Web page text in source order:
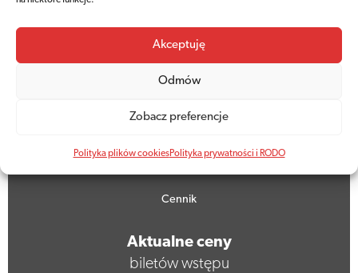
Akceptuję
Odmów
Zobacz preferencje
Polityka plików cookiesPolityka prywatności i RODO
Cennik
Aktualne ceny
biletów wstępu